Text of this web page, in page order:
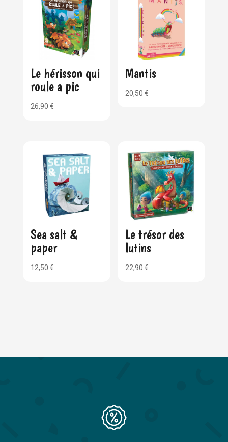
Le hérisson qui
roule a pic
26,90 €
Mantis
20,50€
Sea salt &
paper
12,50 €
Le trésor des
lutins
22,90€